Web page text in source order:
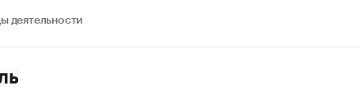
деятельности